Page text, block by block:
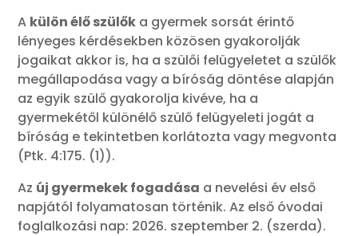
A külön élő szülők a gyermek sorsát érintő
lényeges kérdésekben közösen gyakorolják
jogaikat akkor is, ha a szülői felügyeletet a szülők
megállapodása vagy a bíróság döntése alapján
az egyik szülő gyakorolja kivéve, ha a
gyermekétől különélő szülő felügyeleti jogát a
bíróság e tekintetben korlátozta vagy megvonta
(Ptk. 4:175. (1)).
Az új gyermekek fogadása a nevelési év első
napjától folyamatosan történik. Az első óvodai
foglalkozási nap: 2026. szeptember 2. (szerda).